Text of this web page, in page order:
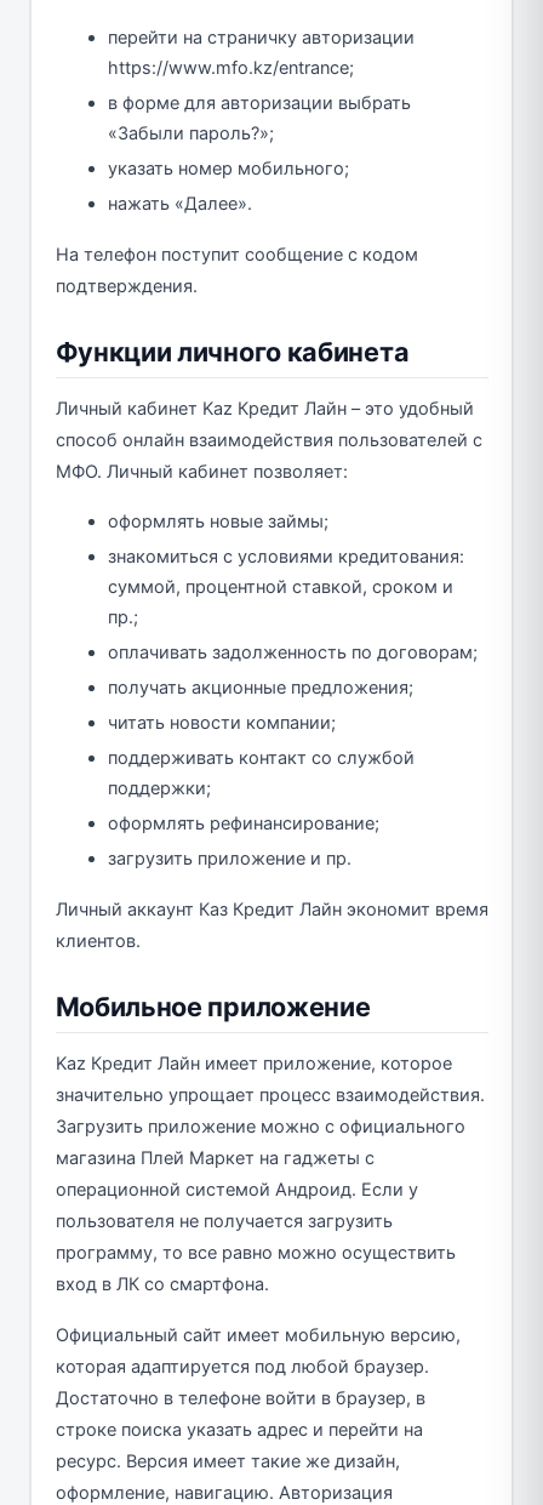
перейти на страничку авторизации
https://www.mfo.kz/entrance;
в форме для авторизации выбрать
«Забыли пароль?»;
указать номер мобильного;
нажать «Далее».
На телефон поступит сообщение с кодом
подтверждения.
Функции личного кабинета
Личный кабинет Kaz Кредит Лайн – это удобный
способ онлайн взаимодействия пользователей с
МФО. Личный кабинет позволяет:
оформлять новые займы;
знакомиться с условиями кредитования:
суммой, процентной ставкой, сроком и
пр.;
оплачивать задолженность по договорам;
получать акционные предложения;
читать новости компании;
поддерживать контакт со службой
поддержки;
оформлять рефинансирование;
загрузить приложение и пр.
Личный аккаунт Каз Кредит Лайн экономит время
клиентов.
Мобильное приложение
Kaz Кредит Лайн имеет приложение, которое
значительно упрощает процесс взаимодействия.
Загрузить приложение можно с официального
магазина Плей Маркет на гаджеты с
операционной системой Андроид. Если у
пользователя не получается загрузить
программу, то все равно можно осуществить
вход в ЛК со смартфона.
Официальный сайт имеет мобильную версию,
которая адаптируется под любой браузер.
Достаточно в телефоне войти в браузер, в
строке поиска указать адрес и перейти на
ресурс. Версия имеет такие же дизайн,
оформление, навигацию. Авторизация